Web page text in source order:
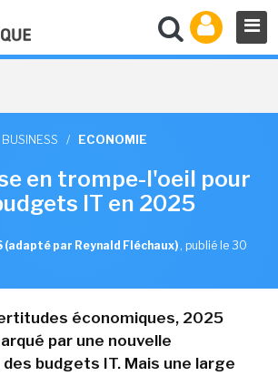
BUSINESS / ECONOMIE
en trompe-l'oeil pour
IT en 2025
(adapté par Reynald Fléchaux) , publié le 30
économiques, 2025
par une nouvelle
budgets IT. Mais une large